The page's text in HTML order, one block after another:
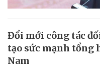
Đổi mới công tác
tạo sức mạnh tổng
Nam